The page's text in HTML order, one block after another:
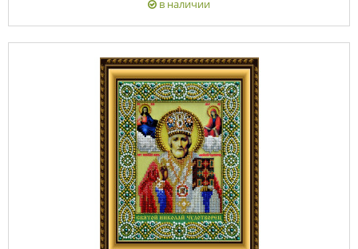
в наличии